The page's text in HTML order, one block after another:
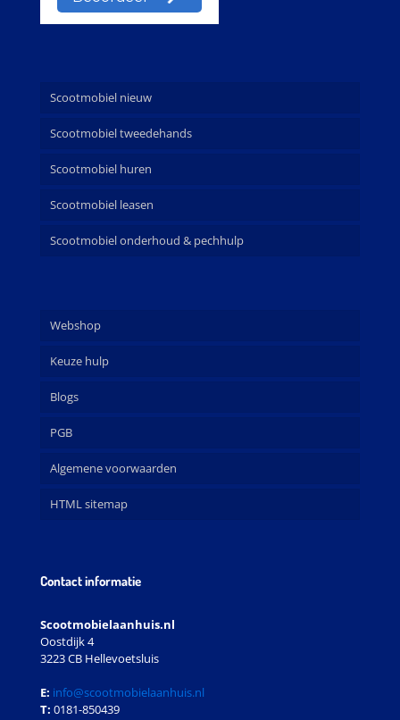
Scootmobiel nieuw
Scootmobiel tweedehands
Scootmobiel huren
Scootmobiel leasen
Scootmobiel onderhoud & pechhulp
Webshop
Keuze hulp
Blogs
PGB
Algemene voorwaarden
HTML sitemap
Contact informatie
Scootmobielaanhuis.nl
Oostdijk 4
3223 CB Hellevoetsluis
E: info@scootmobielaanhuis.nl
T: 0181-850439